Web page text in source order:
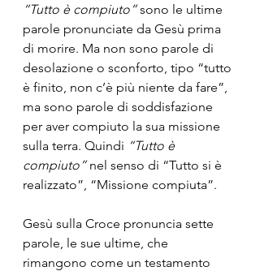
“Tutto è compiuto” sono le ultime
parole pronunciate da Gesù prima
di morire. Ma non sono parole di
desolazione o sconforto, tipo “tutto
è finito, non c’è più niente da fare”,
ma sono parole di soddisfazione
per aver compiuto la sua missione
sulla terra. Quindi “Tutto è
compiuto” nel senso di “Tutto si è
realizzato”, “Missione compiuta”.
Gesù sulla Croce pronuncia sette
parole, le sue ultime, che
rimangono come un testamento